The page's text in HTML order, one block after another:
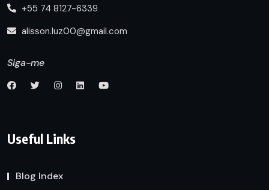
+55 74 8127-6339
alisson.luz00@gmail.com
Siga-me
Useful Links
Blog Index